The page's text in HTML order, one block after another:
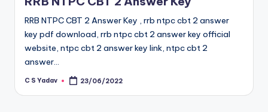
RRB NTPC CBT 2 Answer Key , rrb ntpc cbt 2 answer
key pdf download, rrb ntpc cbt 2 answer key official
website, ntpc cbt 2 answer key link, ntpc cbt 2
answer…
Posted
C S Yadav 23/06/2022